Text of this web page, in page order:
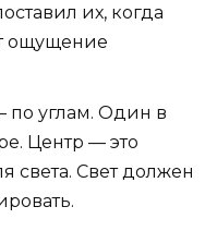
их, когда
ощущение
по углам. Один в
Центр — это
света. Свет должен